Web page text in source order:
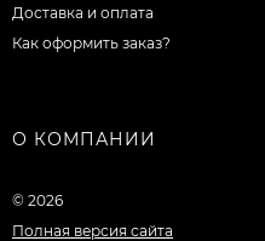
Доставка и оплата
Как оформить заказ?
О КОМПАНИИ
© 2026
Полная версия сайта